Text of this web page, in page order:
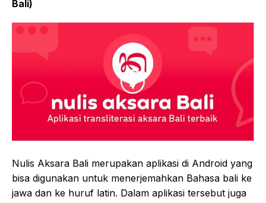
Bali)
Nulis Aksara Bali merupakan aplikasi di Android yang
bisa digunakan untuk menerjemahkan Bahasa bali ke
jawa dan ke huruf latin. Dalam aplikasi tersebut juga